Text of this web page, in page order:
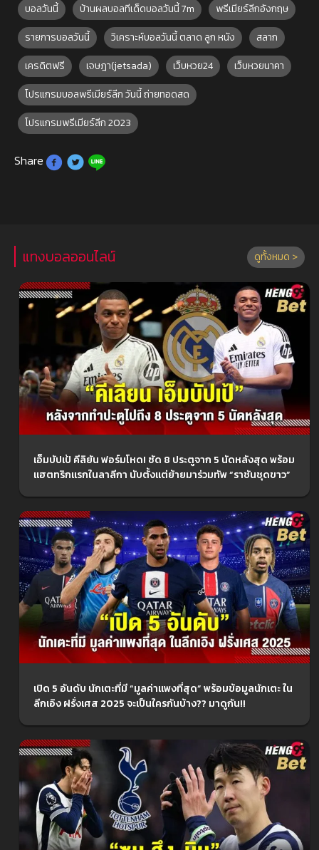
บอลวันนี้
บ้านผลบอลทีเด็ดบอลวันนี้ 7m
พรีเมียร์ลีกอังกฤษ
รายการบอลวันนี้
วิเคราะห์บอลวันนี้ ตลาด ลูก หนัง
สลาก
เครดิตฟรี
เจษฎา(jetsada) เว็บหวย24
เว็บหวยนาคา
โปรแกรมบอลพรีเมียร์ลีก วันนี้ ถ่ายทอดสด
โปรแกรมพรีเมียร์ลีก 2023
Share
แทงบอลออนไลน์ ดูทั้งหมด >
เอ็มบัปเป้ คีลิยัน ฟอร์มโหด! ซัด 8 ประตูจาก 5 นัดหลังสุด พร้อม
แฮตทริกแรกในลาลีกา นับตั้งแต่ย้ายมาร่วมทัพ “ราชันชุดขาว”
เปิด 5 อันดับ นักเตะที่มี “มูลค่าแพงที่สุด” พร้อมข้อมูลนักเตะ ใน
ลีกเอิง ฝรั่งเศส 2025 จะเป็นใครกันบ้าง?? มาดูกัน!!